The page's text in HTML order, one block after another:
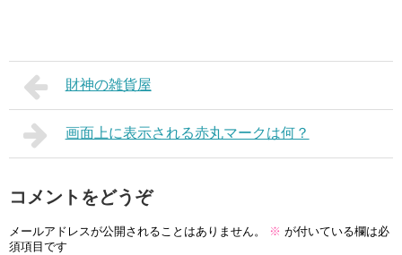
財神の雑貨屋
画面上に表示される赤丸マークは何？
コメントをどうぞ
メールアドレスが公開されることはありません。 ※ が付いている欄は必
須項目です